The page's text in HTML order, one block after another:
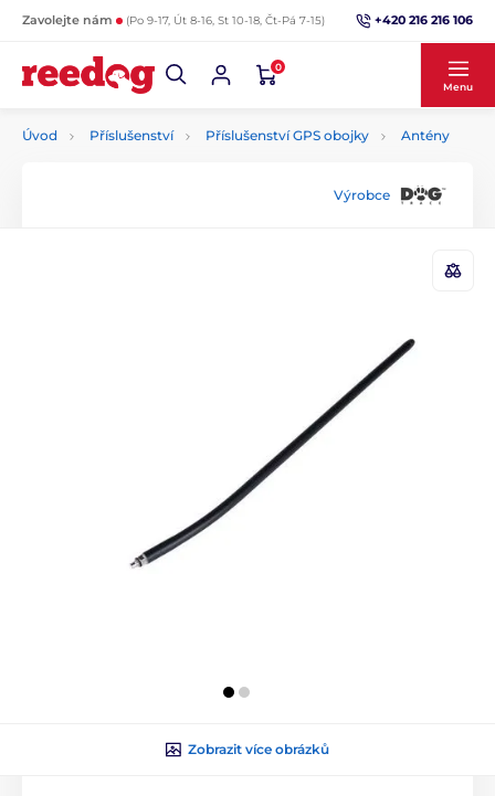
Zavolejte nám (Po 9-17, Út 8-16, St 10-18, Čt-Pá 7-15) +420 216 216 106
0
Menu
Úvod Příslušenství Příslušenství GPS obojky Antény
Výrobce
Zobrazit více obrázků